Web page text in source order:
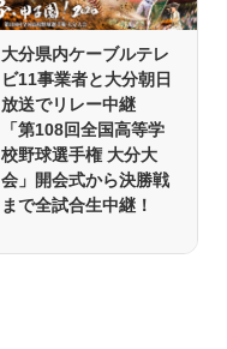
大分県内ケーブルテレ
ビ11事業者と大分朝日
放送でリレー中継
「第108回全国高等学
校野球選手権 大分大
会」開会式から決勝戦
まで全試合生中継！